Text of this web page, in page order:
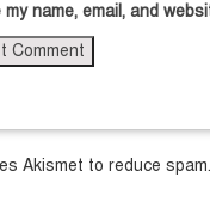
my name, email, and
Akismet to reduce spam.